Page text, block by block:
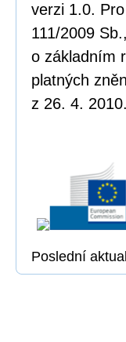
verzi 1.0.
111/2009
o základním
platných
z 26. 4. 2010.
Poslední